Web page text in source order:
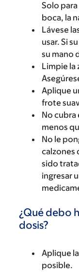
Solo
boca, la
Lávese
usar. Si
su mano
Limpie la
Aplique
frote
No cubra
menos
No le
calzones
sido
ingresar
¿Qué debo
dosis?
Aplique
posible.